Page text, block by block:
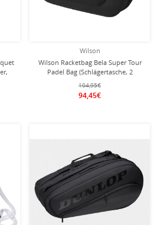
Wilson
Wilson Racketbag Bela Super Tour
Padel Bag (Schlägertasche, 2
104,95€
94,45€